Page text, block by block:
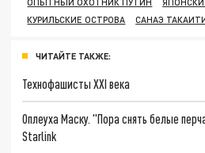
ОПЫТНЫЙ ОХОТНИК ПУТИН
КУРИЛЬСКИЕ ОСТРОВА
САНАЭ
ЧИТАЙТЕ ТАКЖЕ:
Технофашисты XXI века
Оплеуха Маску. "Пора снять белые
Starlink